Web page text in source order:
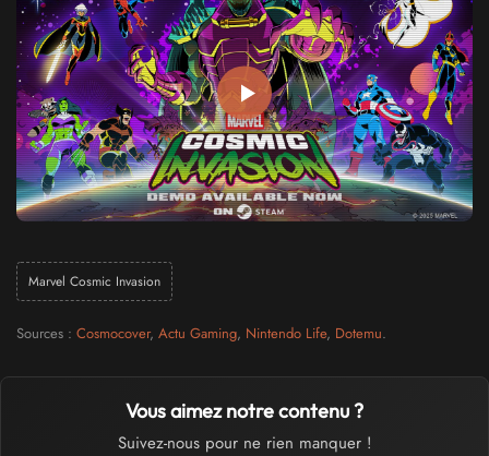
Marvel Cosmic Invasion
Sources : Cosmocover, Actu Gaming, Nintendo Life, Dotemu.
Vous aimez notre contenu ?
Suivez-nous pour ne rien manquer !